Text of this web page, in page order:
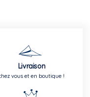
Livraison
vous et en boutique !